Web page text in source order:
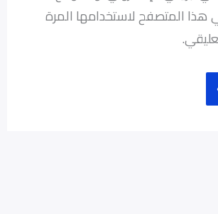
هذا المتصفح لاستخدامها المرة